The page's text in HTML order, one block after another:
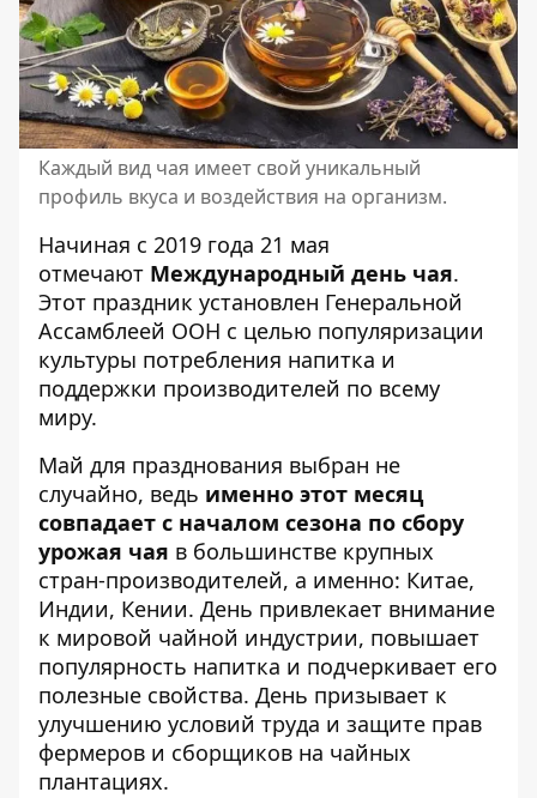
Каждый вид чая имеет свой уникальный
профиль вкуса и воздействия на организм.
Начиная с 2019 года 21 мая
отмечают Международный день чая.
Этот праздник установлен Генеральной
Ассамблеей ООН с целью популяризации
культуры потребления напитка и
поддержки производителей по всему
миру.
Май для празднования выбран не
случайно, ведь именно этот месяц
совпадает с началом сезона по сбору
урожая чая в большинстве крупных
стран-производителей, а именно: Китае,
Индии, Кении. День привлекает внимание
к мировой чайной индустрии, повышает
популярность напитка и подчеркивает его
полезные свойства. День призывает к
улучшению условий труда и защите прав
фермеров и сборщиков на чайных
плантациях.